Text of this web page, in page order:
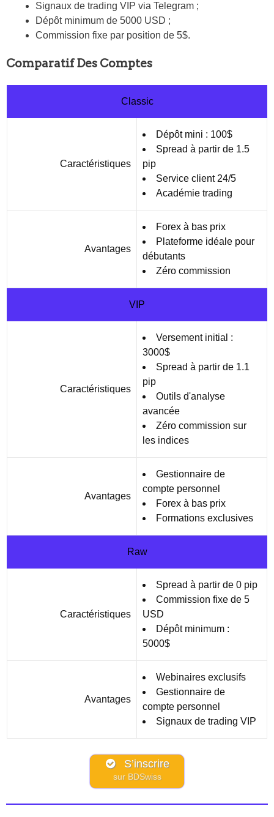
Signaux de trading VIP via Telegram ;
Dépôt minimum de 5000 USD ;
Commission fixe par position de 5$.
Comparatif Des Comptes
Classic
Caractéristiques
Dépôt mini : 100$
Spread à partir de 1.5
pip
Service client 24/5
Académie trading
Avantages
Forex à bas prix
Plateforme idéale pour
débutants
Zéro commission
VIP
Caractéristiques
Versement initial :
3000$
Spread à partir de 1.1
pip
Outils d'analyse
avancée
Zéro commission sur
les indices
Avantages
Gestionnaire de
compte personnel
Forex à bas prix
Formations exclusives
Raw
Caractéristiques
Spread à partir de 0 pip
Commission fixe de 5
USD
Dépôt minimum :
5000$
Avantages
Webinaires exclusifs
Gestionnaire de
compte personnel
Signaux de trading VIP
S’inscrire
sur BDSwiss